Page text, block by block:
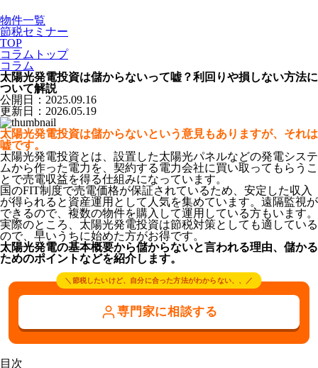
物件一覧
節税セミナー
TOP
コラムトップ
コラム
太陽光発電投資は儲からないって嘘？利回りや損しない方法に
ついて解説
公開日：2025.09.16
更新日：2026.05.19
太陽光発電投資は儲からないという意見もありますが、それは
嘘です。
太陽光発電投資とは、設置した太陽光パネルなどの発電システ
ムから作った電力を、契約する電力会社に買い取ってもらうこ
とで売電収益を得る仕組みになっています。
国のFIT制度で売電価格が保証されているため、安定した収入
が得られると資産運用として人気を集めています。遠隔監視が
できるので、複数の物件を購入して運用している方もいます。
実際のところ、太陽光発電投資は節税対策としても適している
ので、早いうちに始めた方がお得です。
太陽光発電の基本概要から儲からないと言われる理由、儲かる
ためのポイントなどを紹介します。
＼節税したいけど、自分に合った方法がわからない、、／
専門家に相談する
目次